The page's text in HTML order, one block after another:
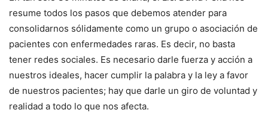
resume todos los pasos que debemos atender para
consolidarnos sólidamente como un grupo o asociación de
pacientes con enfermedades raras. Es decir, no basta
tener redes sociales. Es necesario darle fuerza y acción a
nuestros ideales, hacer cumplir la palabra y la ley a favor
de nuestros pacientes; hay que darle un giro de voluntad y
realidad a todo lo que nos afecta.